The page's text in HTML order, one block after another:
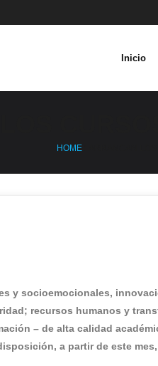
Inicio
HOME
y socioemocionales,
recursos humanos y
– de alta calidad
a partir de este